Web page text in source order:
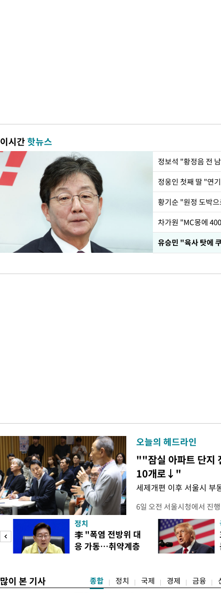
이시간핫뉴스
정웅인 첫째 딸 "연
황기순 "원정 도박
오늘의 헤드라인
""잠실 아파트 단지
10개로↓"
세제개편 이후 서울시 부
6일 오전 서울시청에서 진
대토론회'에서는 정부의
이어졌다. 이날 토론회에는
택자와 무주택 청년, 민간
리에이터 등 50여 명이 참
택
정치
李 "폭염 전방위 대
응 가동…취약계층
많이 본 기사 종합 정치 국제 경제 금융